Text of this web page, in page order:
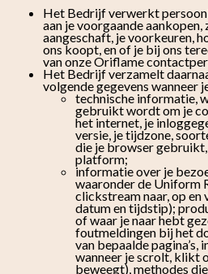
Het Bedrijf verwerkt
aan je voorgaande
aangeschaft, je voorkeuren,
ons koopt, en of je bij ons
van onze Oriflame
Het Bedrijf verzamelt
volgende gegevens wanneer
technische informatie,
gebruikt wordt om je
het internet, je
versie, je tijdzone,
die je browser
platform;
informatie over je
waaronder de Uniform
clickstream naar, op
datum en tijdstip);
of waar je naar hebt
foutmeldingen bij het
van bepaalde pagina’s,
wanneer je scrolt, klikt
beweegt), methodes